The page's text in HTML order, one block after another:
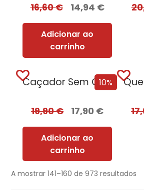
16,60€ 14,94 €
Adicionar ao
carrinho
10%
Caçador Sem Coração
19,90€ 17,90 €
Adicionar ao
carrinho
A mostrar 141–160 de 973 resultados